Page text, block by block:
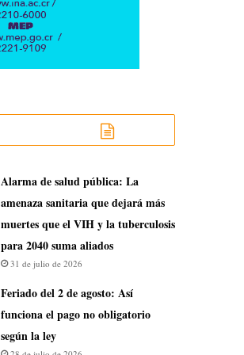
​Alarma de salud pública: La
amenaza sanitaria que dejará más
muertes que el VIH y la tuberculosis
para 2040 suma aliados
31 de julio de 2026
Feriado del 2 de agosto: Así
funciona el pago no obligatorio
según la ley